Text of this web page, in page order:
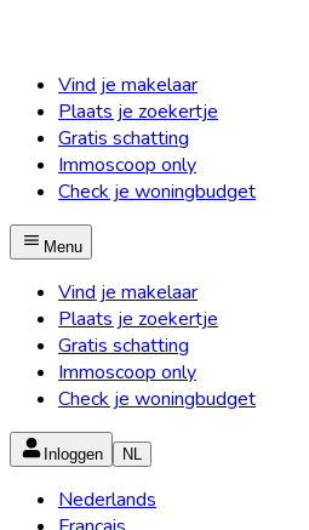
Vind je makelaar
Plaats je zoekertje
Gratis schatting
Immoscoop only
Check je woningbudget
Menu
Vind je makelaar
Plaats je zoekertje
Gratis schatting
Immoscoop only
Check je woningbudget
Inloggen NL
Nederlands